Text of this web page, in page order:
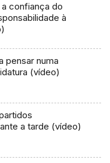
confiança do
à
pensar numa
(vídeo)
a tarde (vídeo)